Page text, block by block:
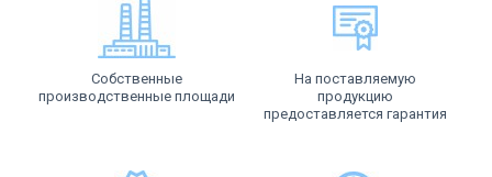
Собственные
производственные площади
На поставляемую
продукцию
предоставляется гарантия